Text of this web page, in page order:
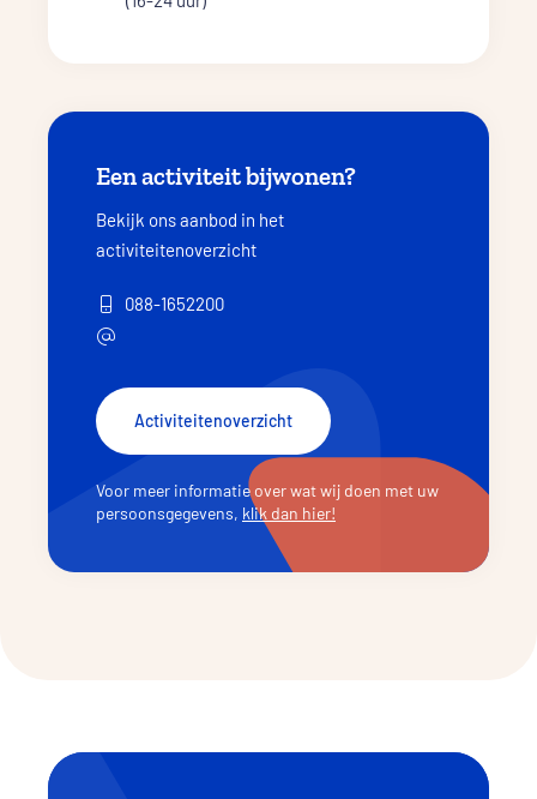
Een activiteit bijwonen?
Bekijk ons aanbod in het
activiteitenoverzicht
088-1652200
Activiteitenoverzicht
Voor meer informatie over wat wij doen met uw
persoonsgegevens, klik dan hier!